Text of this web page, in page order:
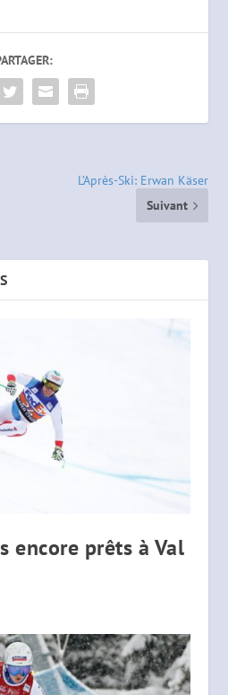
L’Après-Ski: Erwan Käser
Suivant
encore prêts à Val